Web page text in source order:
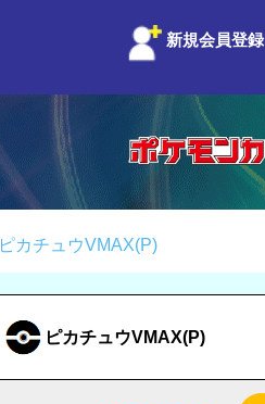
新規会員登録
ピカチュウVMAX(P)
ピカチュウVMAX(P)